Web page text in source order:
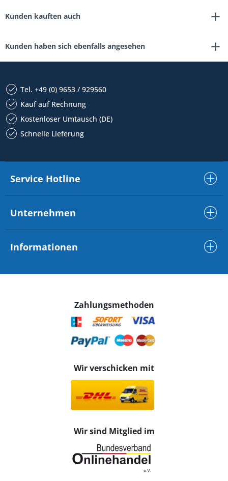
Kunden kauften auch
Kunden haben sich ebenfalls angesehen
Tel. +49 (0) 9653 / 929560
Kauf auf Rechnung
Kostenloser Umtausch (DE)
Schnelle Lieferung
Service Hotline
Unternehmen
Informationen
Zahlungsmethoden
Wir verschicken mit
Wir sind Mitglied im